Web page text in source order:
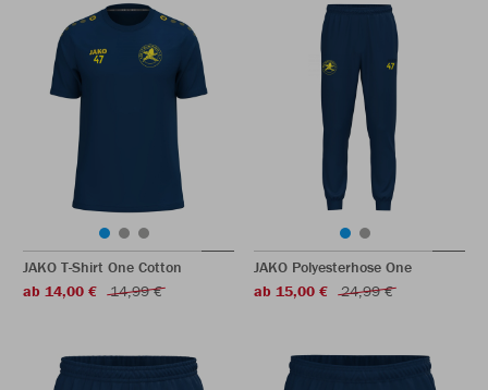
JAKO T-Shirt One Cotton
ab 14,00 €
14,99 €
JAKO Polyesterhose One
ab 15,00 €
24,99 €